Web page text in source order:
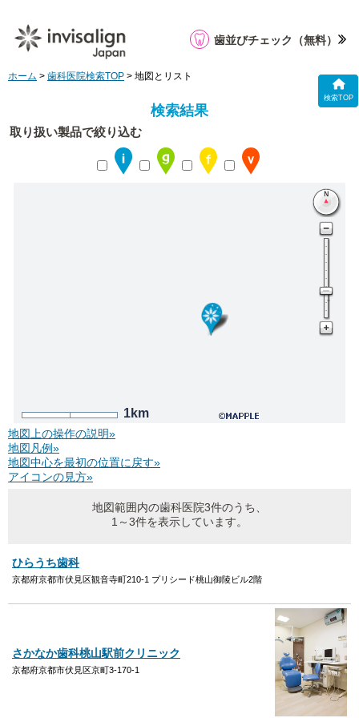
検索TOP
歯並びチェック （無料）
ホーム > 歯科医院検索TOP > 地図とリスト
検索結果
取り扱い製品で絞り込む
1km
地図上の操作の説明»
地図凡例»
地図中心を最初の位置に戻す»
アイコンの見方»
地図範囲内の歯科医院3件のうち、
1～3件を表示しています。
ひらうち歯科
京都府京都市伏見区観音寺町210-1 プリシード桃山御陵ビル2階
さかなか歯科桃山駅前クリニック
京都府京都市伏見区京町3-170-1